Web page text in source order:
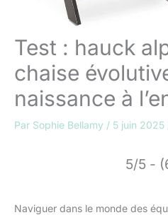
Test : hauck
chaise
naissance à
Par Sophie Bellamy / 5 juin 2025
5/5 -
Naviguer dans le monde des